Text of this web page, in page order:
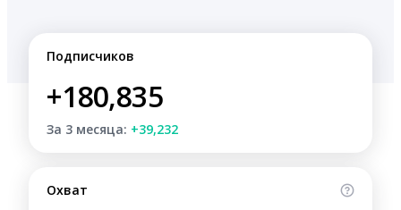
Подписчиков
+180,835
За 3 месяца: +39,232
Охват